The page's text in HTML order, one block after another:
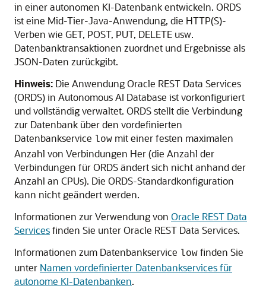
in einer autonomen KI-Datenbank entwickeln. ORDS
ist eine Mid-Tier-Java-Anwendung, die HTTP(S)-
Verben wie GET, POST, PUT, DELETE usw.
Datenbanktransaktionen zuordnet und Ergebnisse als
JSON-Daten zurückgibt.
Hinweis: Die Anwendung Oracle REST Data Services
(ORDS) in Autonomous AI Database ist vorkonfiguriert
und vollständig verwaltet. ORDS stellt die Verbindung
zur Datenbank über den vordefinierten
Datenbankservice low mit einer festen maximalen
Anzahl von Verbindungen Her (die Anzahl der
Verbindungen für ORDS ändert sich nicht anhand der
Anzahl an CPUs). Die ORDS-Standardkonfiguration
kann nicht geändert werden.
Informationen zur Verwendung von Oracle REST Data
Servicesfinden Sie unter Oracle REST Data Services.
Informationen zum Datenbankservice low finden Sie
unter Namen vordefinierter Datenbankservices für
autonome KI-Datenbanken.